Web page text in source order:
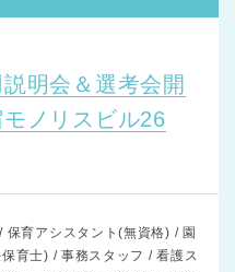
明会＆選考会開
ノリスビル26
保育アシスタント(無資格) / 園
育士) / 事務スタッフ / 看護ス